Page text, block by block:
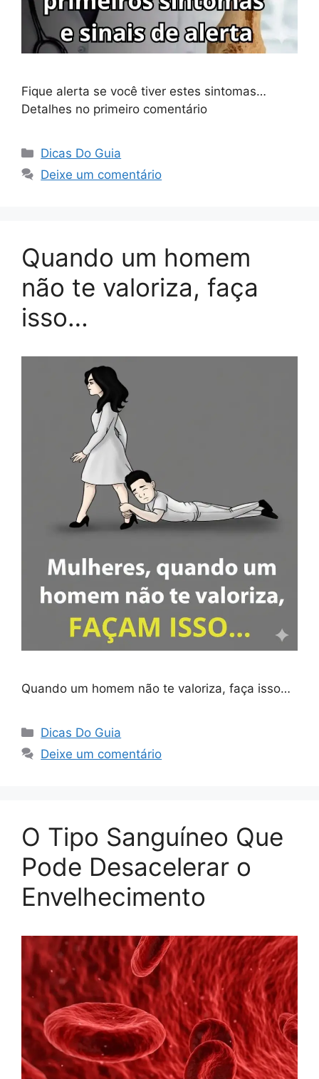
Fique alerta se você tiver estes sintomas…
Detalhes no primeiro comentário
Categorias
Dicas Do Guia
Deixe um comentário
Quando um homem
não te valoriza, faça
isso…
Quando um homem não te valoriza, faça isso…
Categorias
Dicas Do Guia
Deixe um comentário
O Tipo Sanguíneo Que
Pode Desacelerar o
Envelhecimento